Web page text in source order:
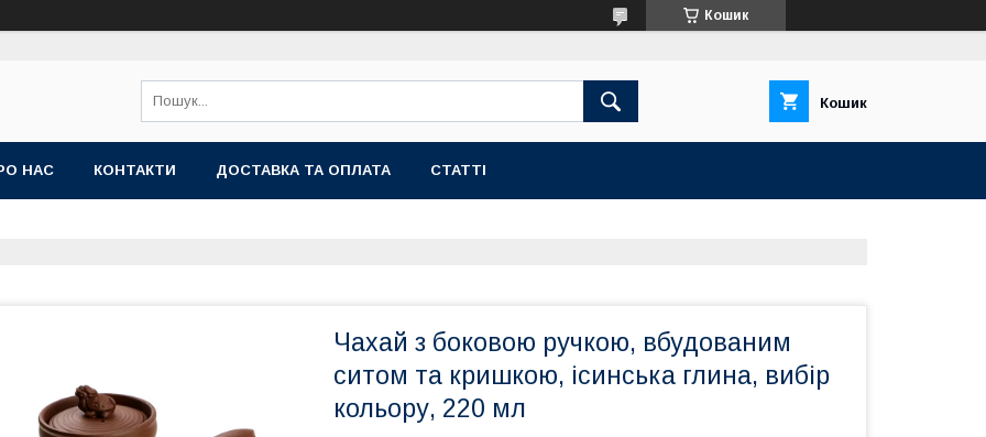
Кошик
Кошик
НАС КОНТАКТИ ДОСТАВКА ТА ОПЛАТА СТАТТІ
Чахай з боковою ручкою, вбудованим
ситом та кришкою, ісинська глина, вибір
кольору, 220 мл